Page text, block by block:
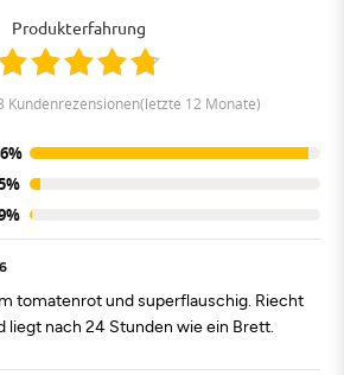
Produkterfahrung
Kundenrezensionen(letzte 12 Monate)
tomatenrot und superflauschig. Riecht
liegt nach 24 Stunden wie ein Brett.